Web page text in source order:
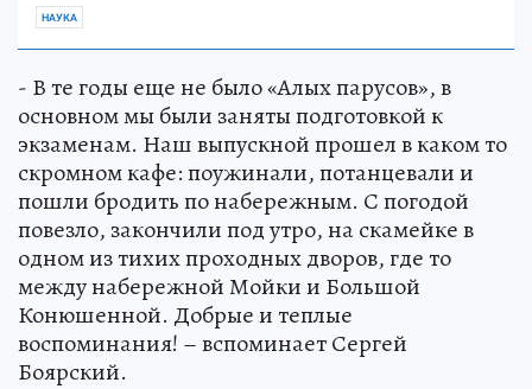
НАУКА
- В те годы еще не было «Алых парусов», в
основном мы были заняты подготовкой к
экзаменам. Наш выпускной прошел в каком то
скромном кафе: поужинали, потанцевали и
пошли бродить по набережным. С погодой
повезло, закончили под утро, на скамейке в
одном из тихих проходных дворов, где то
между набережной Мойки и Большой
Конюшенной. Добрые и теплые
воспоминания! – вспоминает Сергей
Боярский.